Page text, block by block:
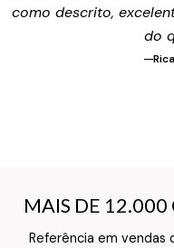
como descrito,
do
MAIS DE 12.000
Referência em
MAIS DE 12.000
Texto do